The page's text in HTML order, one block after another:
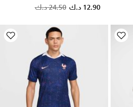
Price reduced from
24.50 د.ك to 12.90 د.ك